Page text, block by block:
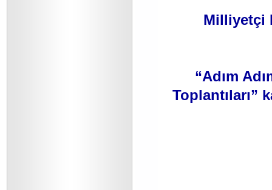
Milliyetçi
“Adım
Toplantıları”